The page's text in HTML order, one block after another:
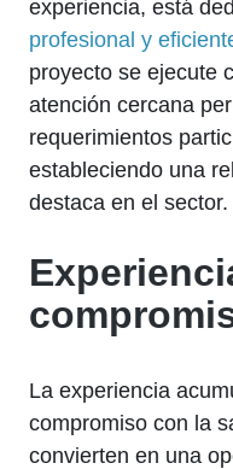
experiencia, está
profesional y
proyecto se ejecute
atención cercana
requerimientos
estableciendo una
destaca en el sector.
La experiencia
compromiso con la
convierten en una